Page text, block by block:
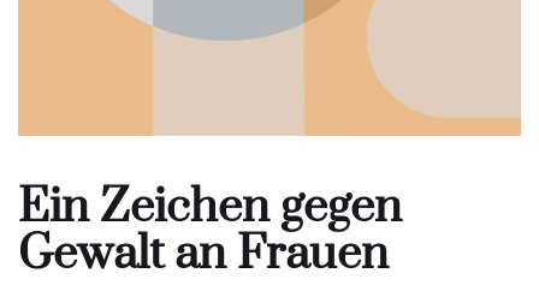
Ein Zeichen gegen
Gewalt an Frauen